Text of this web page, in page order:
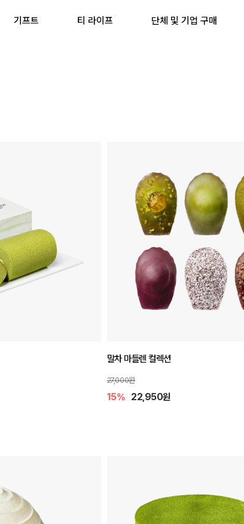
기프트 티 라이프 단체 및 기업 구매
최근 검색어가 없습니다.
말차 마들렌 컬렉션
27,000원
15% 22,950원